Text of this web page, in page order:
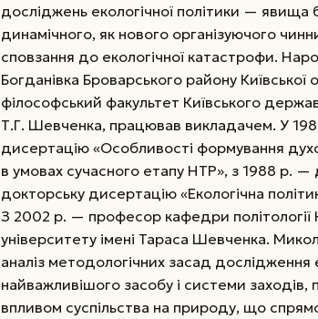
досліджень екологічної політики — явища
динамічного, як нового організуючого
сповзання до екологічної катастрофи.
Богданівка Броварського району Київської
філософський факультет Київського
Т.Г. Шевченка, працював викладачем. У
дисертацію «Особ­ливості формування
в умовах сучасного етапу НТР», з 1988 р.
докторську дисертацію «Екологічна
З 2002 р. — професор кафедри політології
університету імені Тараса Шевченка.
аналіз методологічних засад дослідження
найважливішого засобу і системи заходів,
впливом суспільства на природу, що